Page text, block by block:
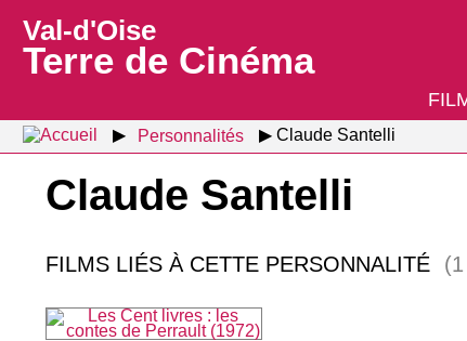
Val-d'Oise
Terre de Cinéma
Personnalités Claude Santelli
Claude Santelli
FILMS LIÉS À CETTE PERSONNALITÉ